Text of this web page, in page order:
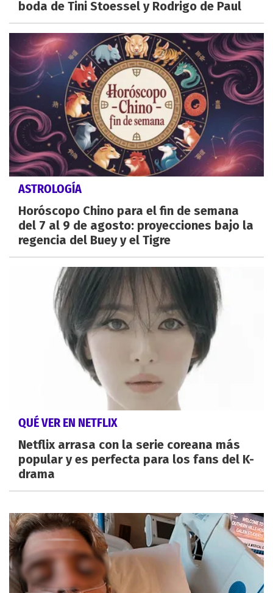
boda de Tini Stoessel y Rodrigo de Paul
ASTROLOGÍA
Horóscopo Chino para el fin de semana
del 7 al 9 de agosto: proyecciones bajo la
regencia del Buey y el Tigre
QUÉ VER EN NETFLIX
Netflix arrasa con la serie coreana más
popular y es perfecta para los fans del K-
drama